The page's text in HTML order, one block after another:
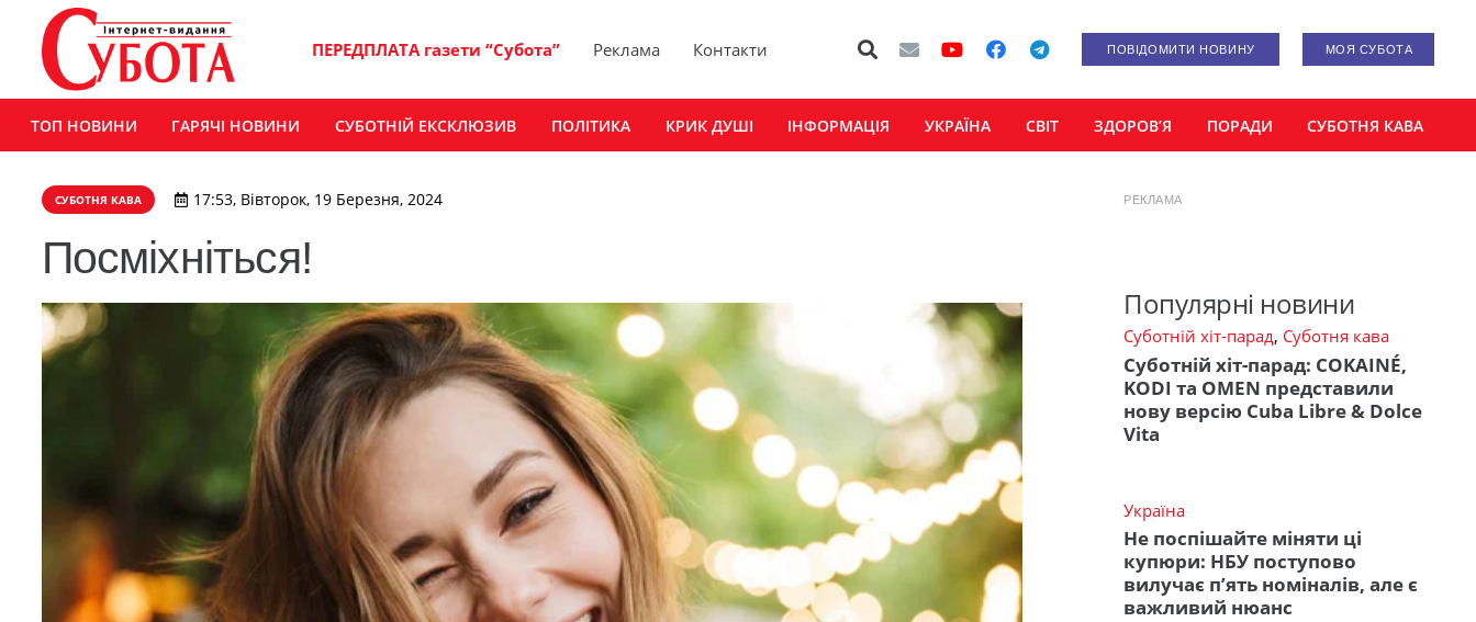
ПЕРЕДПЛАТА газети “Субота” Реклама Контакти ПОВІДОМИТИ НОВИНУ МОЯ СУБОТА
ТОП НОВИНИ ГАРЯЧІ НОВИНИ СУБОТНІЙ ЕКСКЛЮЗИВ ПОЛІТИКА КРИК ДУШІ ІНФОРМАЦІЯ УКРАЇНА СВІТ ЗДОРОВ’Я ПОРАДИ СУБОТНЯ КАВА
СУБОТНЯ КАВА 17:53, Вівторок, 19 Березня, 2024
Посміхніться!
РЕКЛАМА
Популярні новини
Суботній хіт-парад, Суботня кава
Суботній хіт-парад: COKAINÉ,
KODI та OMEN представили
нову версію Cuba Libre & Dolce
Vita
Україна
Не поспішайте міняти ці
купюри: НБУ поступово
вилучає п’ять номіналів, але є
важливий нюанс